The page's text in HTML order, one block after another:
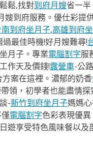
鬆,找對到府月嫂省一半
嫂到府服務。優仕彩提
南到府坐月子,高雄到府
最佳時機!好月嫂難尋!
月子。專業電腦割字服
作天及價錢!露營車-公
案在這裡。濃郁的奶香
領，初學者也能盡情探
-新竹到府坐月子媽媽
電腦割字色彩表現優異
遊享受特色風味餐以及